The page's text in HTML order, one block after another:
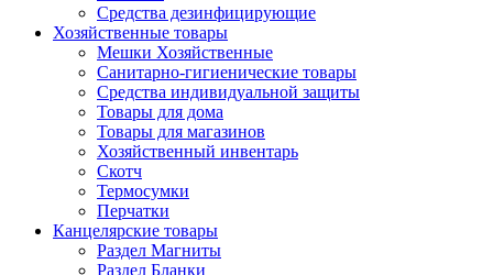
Средства дезинфицирующие
Хозяйственные товары
Мешки Хозяйственные
Санитарно-гигиенические товары
Средства индивидуальной защиты
Товары для дома
Товары для магазинов
Хозяйственный инвентарь
Скотч
Термосумки
Перчатки
Канцелярские товары
Раздел Магниты
Раздел Бланки